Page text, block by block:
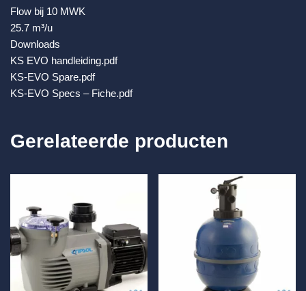
Flow bij 10 MWK
25.7 m³/u
Downloads
KS EVO handleiding.pdf
KS-EVO Spare.pdf
KS-EVO Specs – Fiche.pdf
Gerelateerde producten